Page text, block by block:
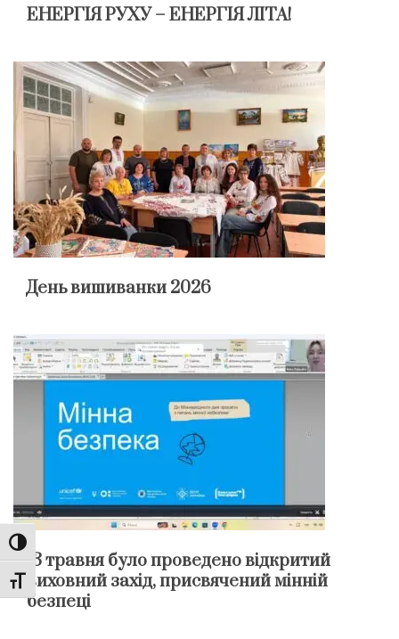
Toggle High Contrast
Toggle Font size
ЕНЕРГІЯ РУХУ – ЕНЕРГІЯ ЛІТА!
День вишиванки 2026
13 травня було проведено відкритий
виховний захід, присвячений мінній
безпеці